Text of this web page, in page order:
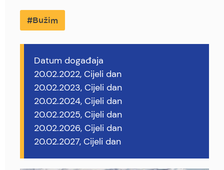
Bužim
Datum događaja
20.02.2022, Cijeli dan
20.02.2023, Cijeli dan
20.02.2024, Cijeli dan
20.02.2025, Cijeli dan
20.02.2026, Cijeli dan
20.02.2027, Cijeli dan